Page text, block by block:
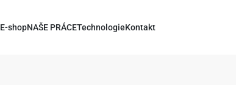
E-shopNAŠE PRÁCETechnologieKontakt